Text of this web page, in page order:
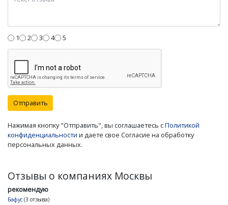
1 2 3 4 5
Отправить
Нажимая кнопку "Отправить", вы соглашаетесь сПолитикой
конфиденциальности и даете свое Согласие на обработку
персональных данных.
Отзывы о компаниях Москвы
рекомендую
Бафус (3 отзыва)